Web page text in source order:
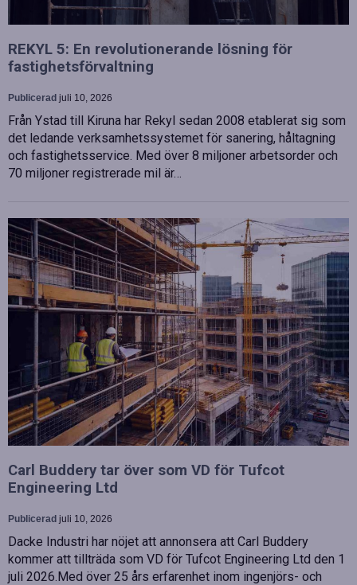
REKYL 5: En revolutionerande lösning för
fastighetsförvaltning
Publicerad juli 10, 2026
Från Ystad till Kiruna har Rekyl sedan 2008 etablerat sig som
det ledande verksamhetssystemet för sanering, håltagning
och fastighetsservice. Med över 8 miljoner arbetsorder och
70 miljoner registrerade mil är…
Carl Buddery tar över som VD för Tufcot
Engineering Ltd
Publicerad juli 10, 2026
Dacke Industri har nöjet att annonsera att Carl Buddery
kommer att tillträda som VD för Tufcot Engineering Ltd den 1
juli 2026.Med över 25 års erfarenhet inom ingenjörs- och